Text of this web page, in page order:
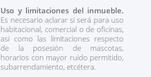
Uso y limitaciones del inmueble.
Es necesario aclarar si será para uso
habitacional, comercial o de oficinas,
así como las limitaciones respecto
de la posesión de mascotas,
horarios con mayor ruido permitido,
subarrendamiento, etcétera.